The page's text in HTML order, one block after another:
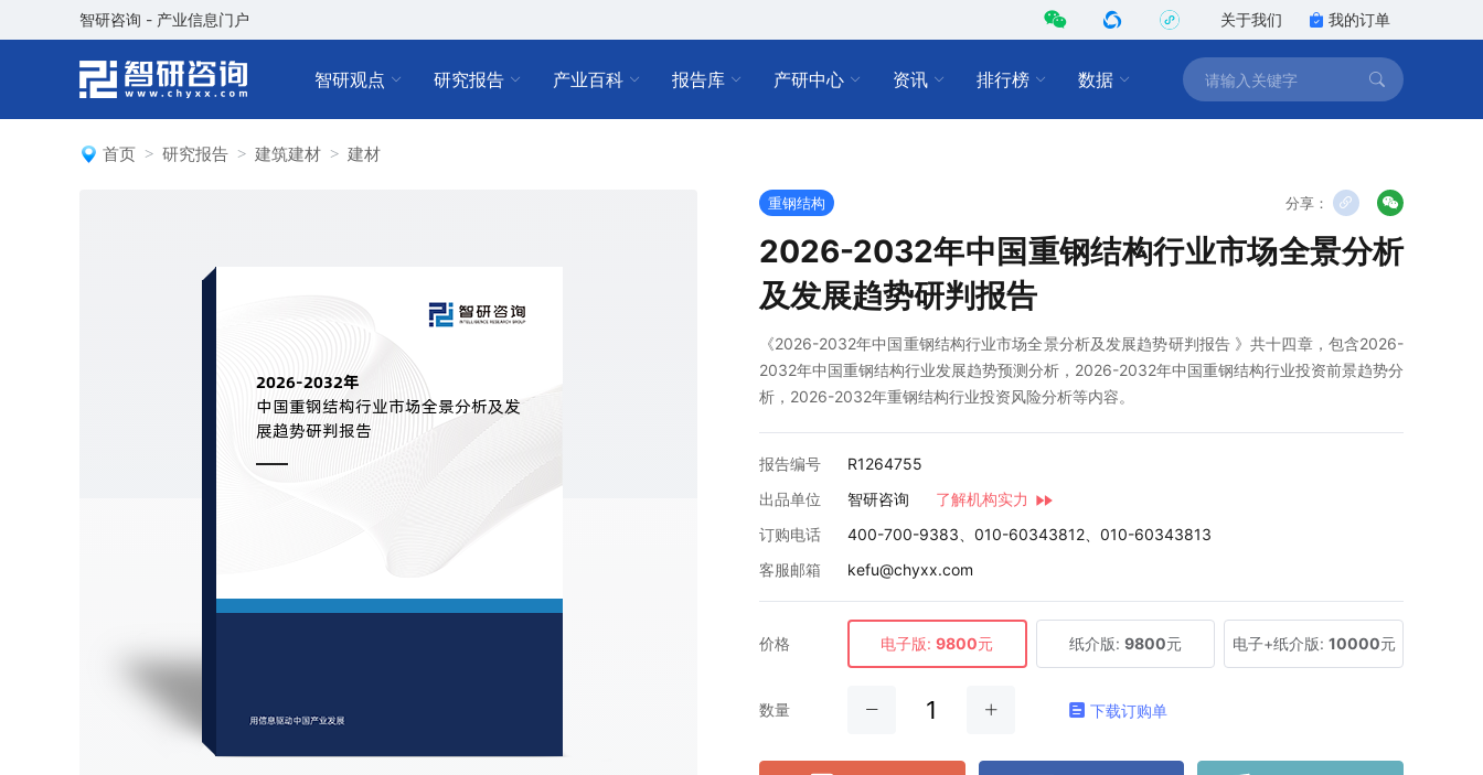
智研咨询 - 产业信息门户 关于我们 我的订单
智研观点 研究报告 产业百科 报告库 产研中心 资讯 排行榜 数据
首页 研究报告 建筑建材 建材
重钢结构 分享：
2026-2032年中国重钢结构行业市场全景分析
及发展趋势研判报告
《2026-2032年中国重钢结构行业市场全景分析及发展趋势研判报告 》共十四章，包含2026-
2032年中国重钢结构行业发展趋势预测分析，2026-2032年中国重钢结构行业投资前景趋势分
析，2026-2032年重钢结构行业投资风险分析等内容。
报告编号
R1264755
出品单位
智研咨询
了解机构实力
订购电话
400-700-9383、010-60343812、010-60343813
客服邮箱
kefu@chyxx.com
价格 电子版: 9800元 纸介版: 9800元 电子+纸介版: 10000元
数量 下载订购单